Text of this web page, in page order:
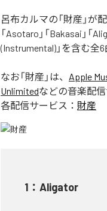
呂布カルマの「財産」が
「Asotaro」「Bakasai」「
(Instrumental)」を含む全
なお「財産 」は、 Apple
Unlimitedなどの音楽配
各配信サービス： 財産
1 ： Aligator